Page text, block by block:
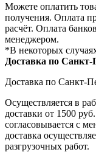
Можете оплатить
получения. Оплата
расчёт. Оплата
менеджером.
*В некоторых
Доставка по Санкт-
Доставка по Санкт-
Осуществляется в
доставки от 1500
согласовывается с
доставка
разгрузочных работ.